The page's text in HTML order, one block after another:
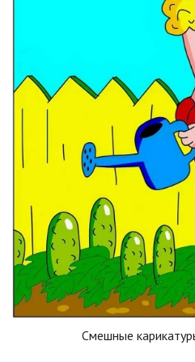
Смешные